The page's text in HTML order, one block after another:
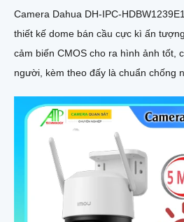
Camera Dahua DH-IPC-
thiết kế dome bán cầu cực kì ấn
cảm biến CMOS cho ra hình ảnh tốt,
người, kèm theo đấy là chuẩn chống